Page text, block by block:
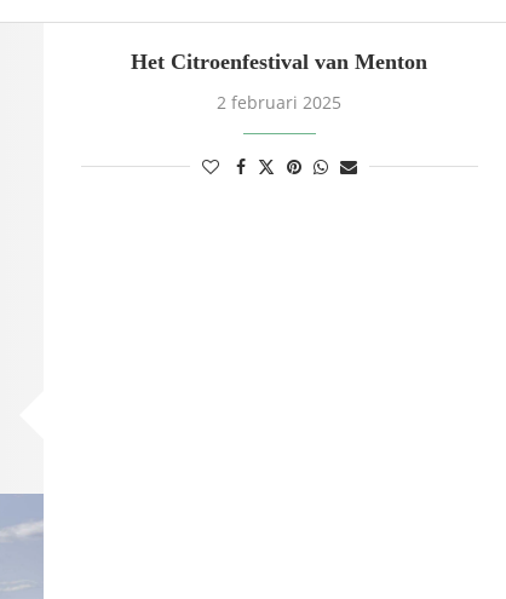
Het Citroenfestival van Menton
2 februari 2025